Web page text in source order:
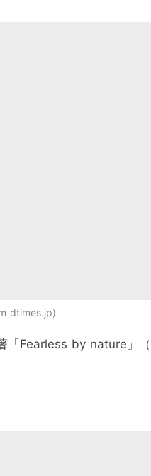
dtimes.jp
「Fearless by nature」